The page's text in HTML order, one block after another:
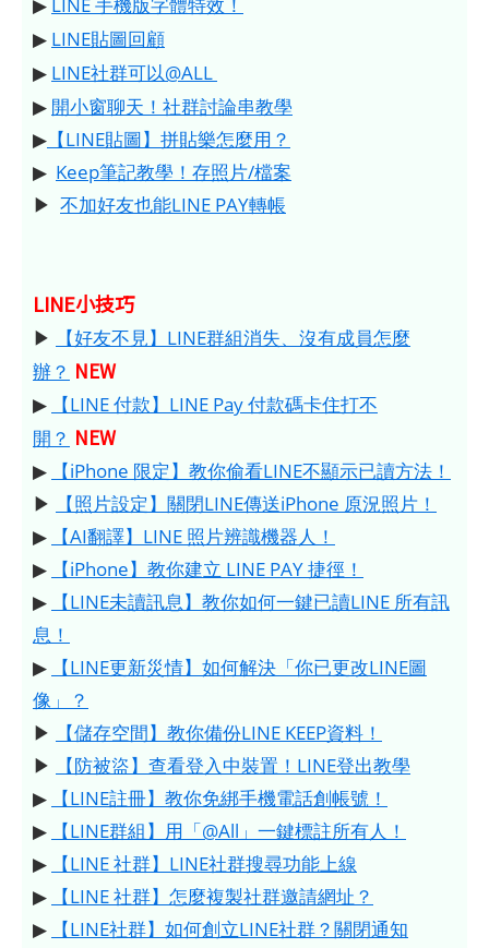
▶ LINE 手機版字體特效！
▶ LINE貼圖回顧
▶ LINE社群可以@ALL
▶ 開小窗聊天！社群討論串教學
▶ 【LINE貼圖】拼貼樂怎麼用？
▶ Keep筆記教學！存照片/檔案
▶ 不加好友也能LINE PAY轉帳
LINE小技巧
▶
【好友不見】LINE群組消失、沒有成員怎麼
辦？ NEW
▶
【LINE 付款】LINE Pay 付款碼卡住打不
開？ NEW
▶
【iPhone 限定】教你偷看LINE不顯示已讀方法！
▶
【照片設定】關閉LINE傳送iPhone 原況照片！
▶
【AI翻譯】LINE 照片辨識機器人！
▶
【iPhone】教你建立 LINE PAY 捷徑！
▶
【LINE未讀訊息】教你如何一鍵已讀LINE 所有訊
息！
▶
【LINE更新災情】如何解決「你已更改LINE圖
像」？
▶
【儲存空間】教你備份LINE KEEP資料！
▶
【防被盜】查看登入中裝置！LINE登出教學
▶
【LINE註冊】教你免綁手機電話創帳號！
▶
【LINE群組】用「@All」一鍵標註所有人！
▶
【LINE 社群】LINE社群搜尋功能上線
▶
【LINE 社群】怎麼複製社群邀請網址？
▶
【LINE社群】如何創立LINE社群？關閉通知